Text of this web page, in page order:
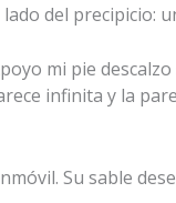
del precipicio:
mi pie
infinita y la
Su sable